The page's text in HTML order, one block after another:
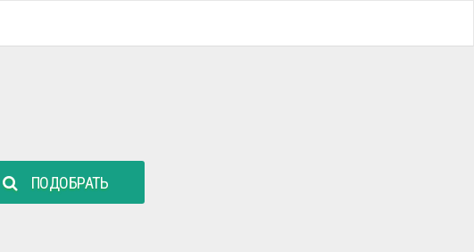
ПОДОБРАТЬ